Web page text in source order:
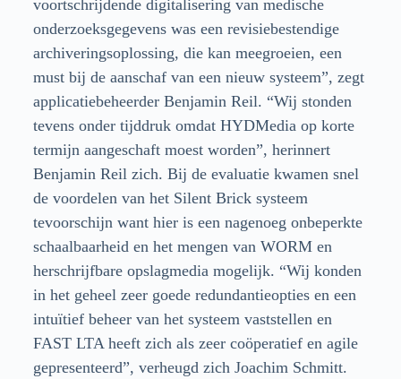
voortschrijdende digitalisering van medische
onderzoeksgegevens was een revisiebestendige
archiveringsoplossing, die kan meegroeien, een
must bij de aanschaf van een nieuw systeem”, zegt
applicatiebeheerder Benjamin Reil. “Wij stonden
tevens onder tijddruk omdat HYDMedia op korte
termijn aangeschaft moest worden”, herinnert
Benjamin Reil zich. Bij de evaluatie kwamen snel
de voordelen van het Silent Brick systeem
tevoorschijn want hier is een nagenoeg onbeperkte
schaalbaarheid en het mengen van WORM en
herschrijfbare opslagmedia mogelijk. “Wij konden
in het geheel zeer goede redundantieopties en een
intuïtief beheer van het systeem vaststellen en
FAST LTA heeft zich als zeer coöperatief en agile
gepresenteerd”, verheugd zich Joachim Schmitt.